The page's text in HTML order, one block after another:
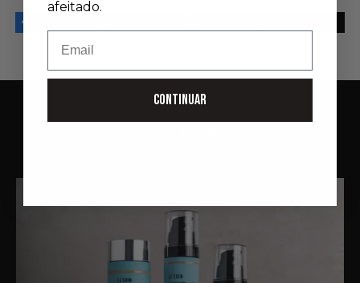
afeitado.
CONTINUAR